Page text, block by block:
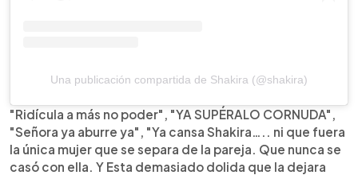
Una publicación compartida de Shakira (@shakira)
"Ridícula a más no poder", "YA SUPÉRALO CORNUDA",
"Señora ya aburre ya", "Ya cansa Shakira….. ni que fuera
la única mujer que se separa de la pareja. Que nunca se
casó con ella. Y Esta demasiado dolida que la dejara